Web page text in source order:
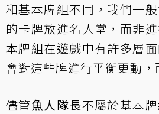
和基本牌組不同，我們一
的卡牌放進名人堂，而非
本牌組在遊戲中有許多層
會對這些牌進行平衡更動，
儘管魚人隊長不屬於基本